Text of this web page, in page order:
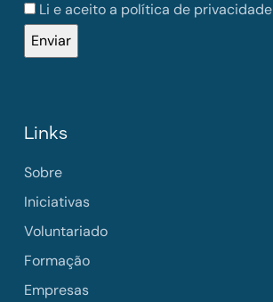
Li e aceito a política de privacidade
Links
Sobre
Iniciativas
Voluntariado
Formação
Empresas